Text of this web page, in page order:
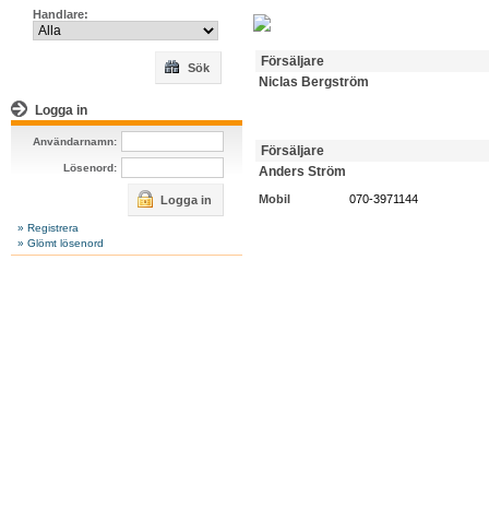
Handlare:
Sök
Logga in
Användarnamn:
Lösenord:
Logga in
» Registrera
» Glömt lösenord
Försäljare
Niclas Bergström
Försäljare
Anders Ström
Mobil 070-3971144